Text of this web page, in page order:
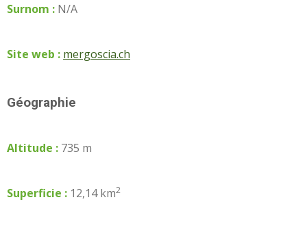
Surnom : N/A
Site web : mergoscia.ch
Géographie
Altitude : 735 m
Superficie : 12,14 km2